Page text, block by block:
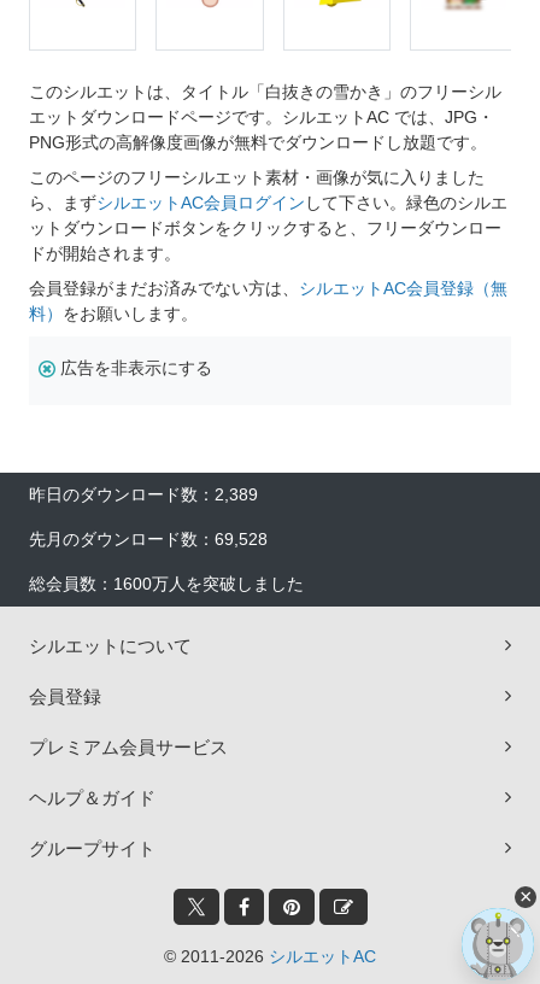
このシルエットは、タイトル「白抜きの雪かき」のフリーシル
エットダウンロードページです。シルエットAC では、JPG・
PNG形式の高解像度画像が無料でダウンロードし放題です。
このページのフリーシルエット素材・画像が気に入りました
ら、まずシルエットAC会員ログイン して下さい。緑色のシルエ
ットダウンロードボタンをクリックすると、フリーダウンロー
ドが開始されます。
会員登録がまだお済みでない方は、 シルエットAC会員登録（無
料） をお願いします。
広告を非表示にする
昨日のダウンロード数：2,389
先月のダウンロード数：69,528
総会員数：1600万人を突破しました
シルエットについて
会員登録
プレミアム会員サービス
ヘルプ＆ガイド
グループサイト
© 2011-2026 シルエットAC
×